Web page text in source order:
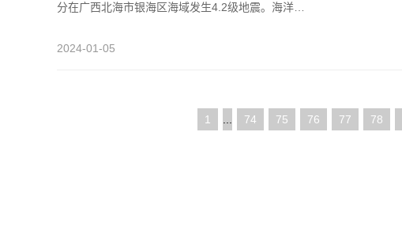
分在广西北海市银海区海域发生4.2级地震。海洋…
2024-01-05
1 74 75 76 77 78